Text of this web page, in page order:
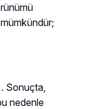
Sonuçta,
nedenle